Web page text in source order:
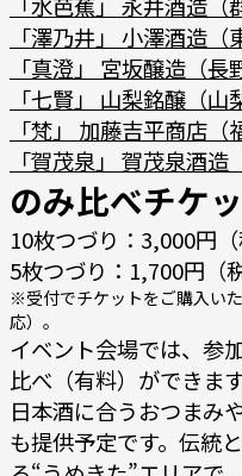
「澤乃井」 小澤酒造（
「真澄」 宮坂醸造（長
「七賢」 山梨銘醸（山
「梵」 加藤吉平商店（
「賀茂泉」 賀茂泉酒造
のみ比べチケ
10枚つづり：3,000円（
5枚つづり：1,700円（税
※受付でチケットをご購入い
応）。
イベント会場では、参
比べ（有料）ができま
日本酒に合うおつまみ
も提供予定です。伝統